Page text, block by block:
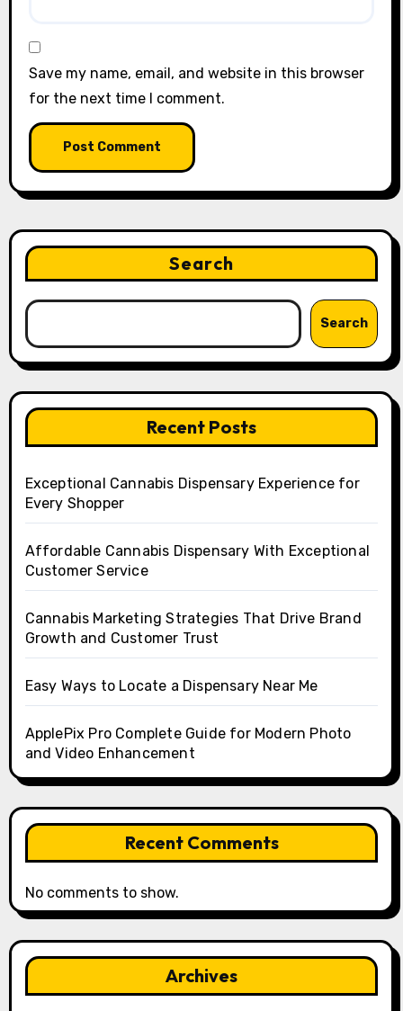
Save my name, email, and website in this browser
for the next time I comment.
Search
Search
Recent Posts
Exceptional Cannabis Dispensary Experience for
Every Shopper
Affordable Cannabis Dispensary With Exceptional
Customer Service
Cannabis Marketing Strategies That Drive Brand
Growth and Customer Trust
Easy Ways to Locate a Dispensary Near Me
ApplePix Pro Complete Guide for Modern Photo
and Video Enhancement
Recent Comments
No comments to show.
Archives